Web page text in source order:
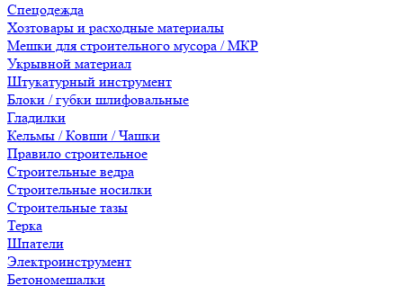
Спецодежда
Хозтовары и расходные материалы
Мешки для строительного мусора / МКР
Укрывной материал
Штукатурный инструмент
Блоки / губки шлифовальные
Гладилки
Кельмы / Ковши / Чашки
Правило строительное
Строительные ведра
Строительные носилки
Строительные тазы
Терка
Шпатели
Электроинструмент
Бетономешалки